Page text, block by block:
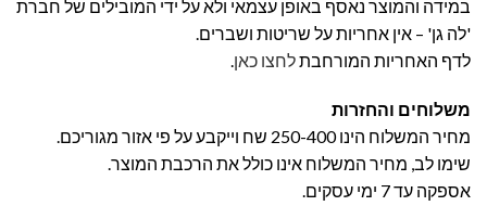
במידה והמוצר נאסף באופן עצמאי ולא על ידי המובילים של חברת
'לה גן' – אין אחריות על שריטות ושברים.
לדף האחריות המורחבתלחצו כאן.
משלוחים והחזרות
מחיר המשלוח הינו 250-400 שח וייקבע על פי אזור מגוריכם.
שימו לב, מחיר המשלוח אינו כולל את הרכבת המוצר.
אספקה עד 7 ימי עסקים.